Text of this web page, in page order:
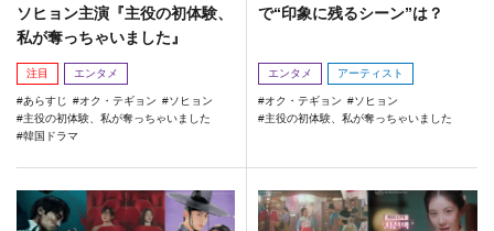
ソヒョン主演『主役の初体験、
私が奪っちゃいました』
注目 エンタメ
あらすじ オク・テギョン
ソヒョン
主役の初体験、私が奪っちゃいました
韓国ドラマ
で“印象に残るシーン”は？
エンタメ アーティスト
オク・テギョン
ソヒョン
主役の初体験、私が奪っちゃいました